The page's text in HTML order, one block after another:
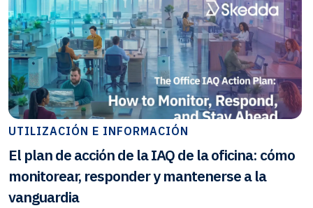
UTILIZACIÓN E INFORMACIÓN
El plan de acción de la IAQ de la oficina: cómo
monitorear, responder y mantenerse a la
vanguardia